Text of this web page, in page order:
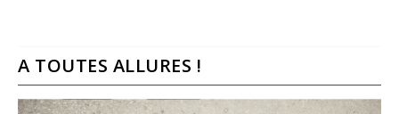
A TOUTES ALLURES !